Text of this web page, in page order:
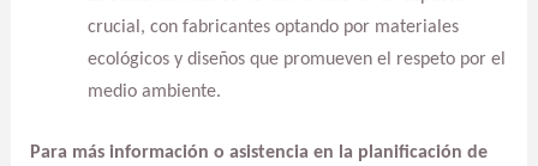
crucial, con fabricantes optando por materiales
ecológicos y diseños que promueven el respeto por el
medio ambiente.
Para más información o asistencia en la planificación de